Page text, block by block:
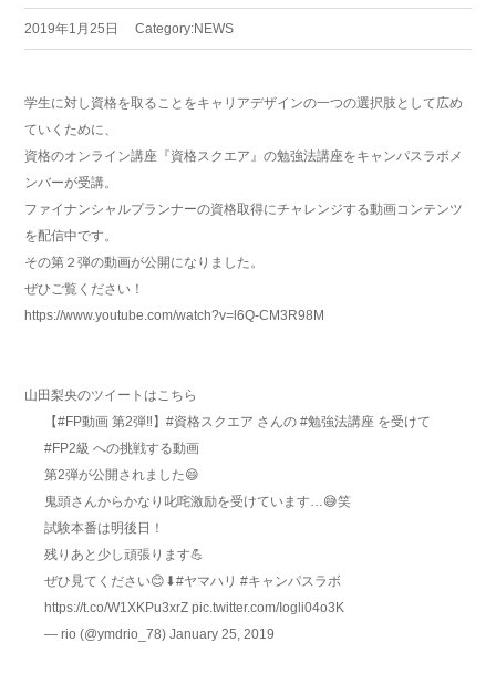
2019年1月25日 Category:NEWS
学生に対し資格を取ることをキャリアデザインの一つの選択肢として広め
ていくために、
資格のオンライン講座『資格スクエア』の勉強法講座をキャンパスラボメ
ンバーが受講。
ファイナンシャルプランナーの資格取得にチャレンジする動画コンテンツ
を配信中です。
その第２弾の動画が公開になりました。
ぜひご覧ください！
https://www.youtube.com/watch?v=l6Q-CM3R98M
山田梨央のツイートはこちら
【#FP動画 第2弾‼️】#資格スクエア さんの#勉強法講座 を受けて
#FP2級 への挑戦する動画
第2弾が公開されました😄
鬼頭さんからかなり叱咤激励を受けています…😅笑
試験本番は明後日！
残りあと少し頑張ります💪
ぜひ見てください😊⬇︎#ヤマハリ #キャンパスラボ
https://t.co/W1XKPu3xrZ pic.twitter.com/Iogli04o3K
— rio (@ymdrio_78)January 25, 2019